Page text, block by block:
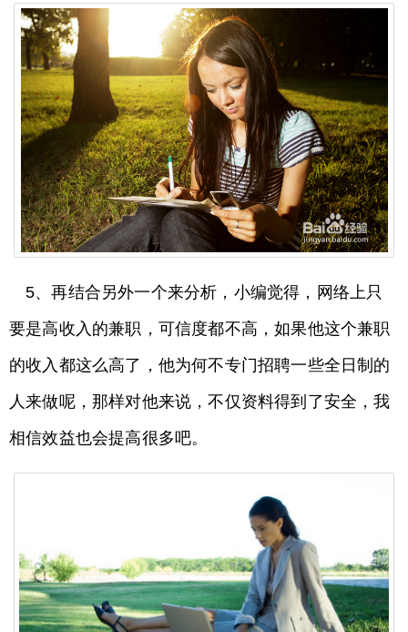
5、再结合另外一个来分析，小编觉得，网络上只
要是高收入的兼职，可信度都不高，如果他这个兼职
的收入都这么高了，他为何不专门招聘一些全日制的
人来做呢，那样对他来说，不仅资料得到了安全，我
相信效益也会提高很多吧。